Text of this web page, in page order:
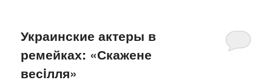
основному
содержимому
дополнительному
содержимому
Украинские актеры в
ремейках: «Скажене
весiлля»